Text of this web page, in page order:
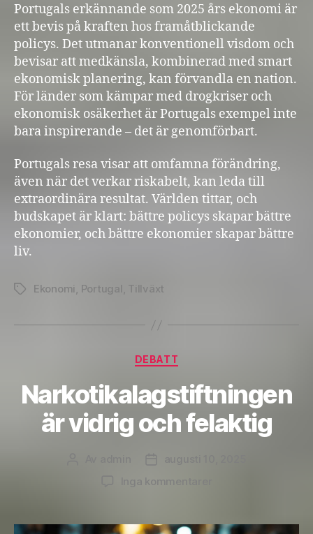
Portugals erkännande som 2025 års ekonomi är
ett bevis på kraften hos framåtblickande
policys. Det utmanar konventionell visdom och
bevisar att medkänsla, kombinerad med smart
ekonomisk planering, kan förvandla en nation.
För länder som kämpar med drogkriser och
ekonomisk osäkerhet är Portugals exempel inte
bara inspirerande – det är genomförbart.
Portugals resa visar att omfamna förändring,
även när det verkar riskabelt, kan leda till
extraordinära resultat. Världen tittar, och
budskapet är klart: bättre policys skapar bättre
ekonomier, och bättre ekonomier skapar bättre
liv.
Etiketter
Ekonomi , Portugal , Tillväxt
Kategorier
DEBATT
Narkotikalagstiftningen
är vidrig och felaktig
Inga kommentarer
vidrig